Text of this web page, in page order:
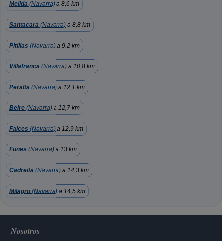
Melida (Navarra) a 8,6 km
Santacara (Navarra) a 8,8 km
Pitillas (Navarra) a 9,2 km
Villafranca (Navarra) a 10,8 km
Peralta (Navarra) a 12,1 km
Beire (Navarra) a 12,7 km
Falces (Navarra) a 12,9 km
Funes (Navarra) a 13 km
Cadreita (Navarra) a 14,3 km
Milagro (Navarra) a 14,5 km
Nosotros